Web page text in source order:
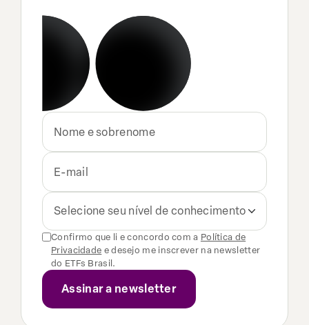
Selecione seu nível de conhecimento
Confirmo que li e concordo com a Política de
Privacidade e desejo me inscrever na newsletter
do ETFs Brasil.